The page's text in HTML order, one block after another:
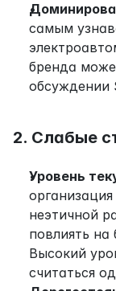
самым
бренда
обсуждении
2. Слабые
Уровень
неэтичной
повлиять на
Высокий
считаться